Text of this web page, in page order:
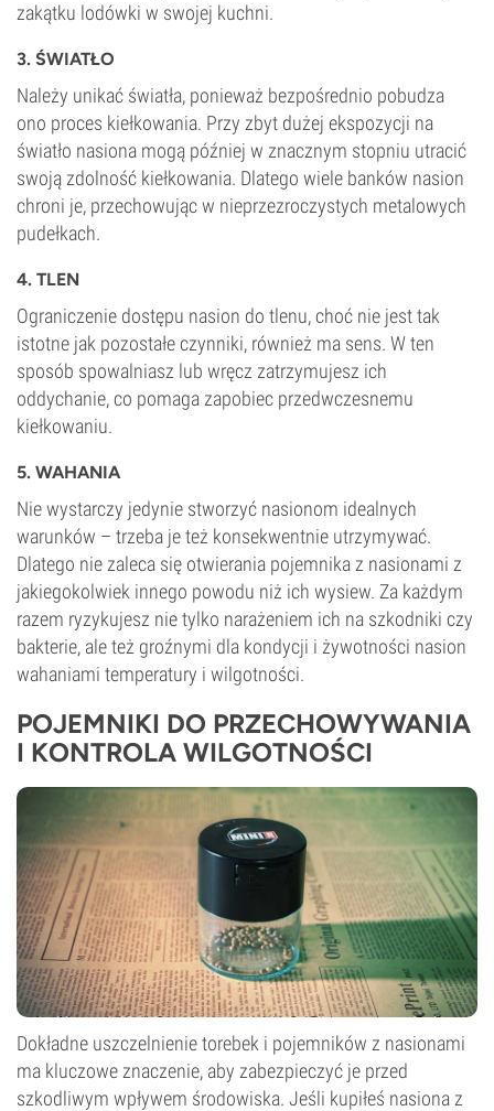
zakątku lodówki w swojej kuchni.
3. ŚWIATŁO
Należy unikać światła, ponieważ bezpośrednio pobudza
ono proces kiełkowania. Przy zbyt dużej ekspozycji na
światło nasiona mogą później w znacznym stopniu utracić
swoją zdolność kiełkowania. Dlatego wiele banków nasion
chroni je, przechowując w nieprzezroczystych metalowych
pudełkach.
4. TLEN
Ograniczenie dostępu nasion do tlenu, choć nie jest tak
istotne jak pozostałe czynniki, również ma sens. W ten
sposób spowalniasz lub wręcz zatrzymujesz ich
oddychanie, co pomaga zapobiec przedwczesnemu
kiełkowaniu.
5. WAHANIA
Nie wystarczy jedynie stworzyć nasionom idealnych
warunków – trzeba je też konsekwentnie utrzymywać.
Dlatego nie zaleca się otwierania pojemnika z nasionami z
jakiegokolwiek innego powodu niż ich wysiew. Za każdym
razem ryzykujesz nie tylko narażeniem ich na szkodniki czy
bakterie, ale też groźnymi dla kondycji i żywotności nasion
wahaniami temperatury i wilgotności.
POJEMNIKI DO PRZECHOWYWANIA
I KONTROLA WILGOTNOŚCI
Dokładne uszczelnienie torebek i pojemników z nasionami
ma kluczowe znaczenie, aby zabezpieczyć je przed
szkodliwym wpływem środowiska. Jeśli kupiłeś nasiona z